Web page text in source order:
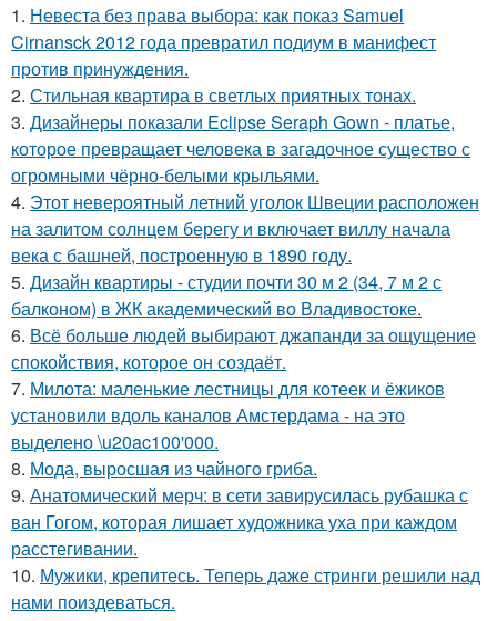
1. Невеста без права выбора: как показ Samuel
Cirnansck 2012 года превратил подиум в манифест
против принуждения.
2. Стильная квартира в светлых приятных тонах.
3. Дизайнеры показали Eclipse Seraph Gown - платье,
которое превращает человека в загадочное существо с
огромными чёрно-белыми крыльями.
4. Этот невероятный летний уголок Швеции расположен
на залитом солнцем берегу и включает виллу начала
века с башней, построенную в 1890 году.
5. Дизайн квартиры - студии почти 30 м 2 (34, 7 м 2 с
балконом) в ЖК академический во Владивостоке.
6. Всё больше людей выбирают джапанди за ощущение
спокойствия, которое он создаёт.
7. Милота: маленькие лестницы для котеек и ёжиков
установили вдоль каналов Амстердама - на это
выделено \u20ac100'000.
8. Мода, выросшая из чайного гриба.
9. Анатомический мерч: в сети завирусилась рубашка с
ван Гогом, которая лишает художника уха при каждом
расстегивании.
10. Мужики, крепитесь. Теперь даже стринги решили над
нами поиздеваться.